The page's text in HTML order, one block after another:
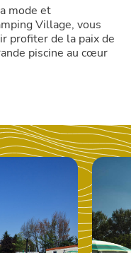
mode et
Village, vous
profiter de la paix de
piscine au cœur